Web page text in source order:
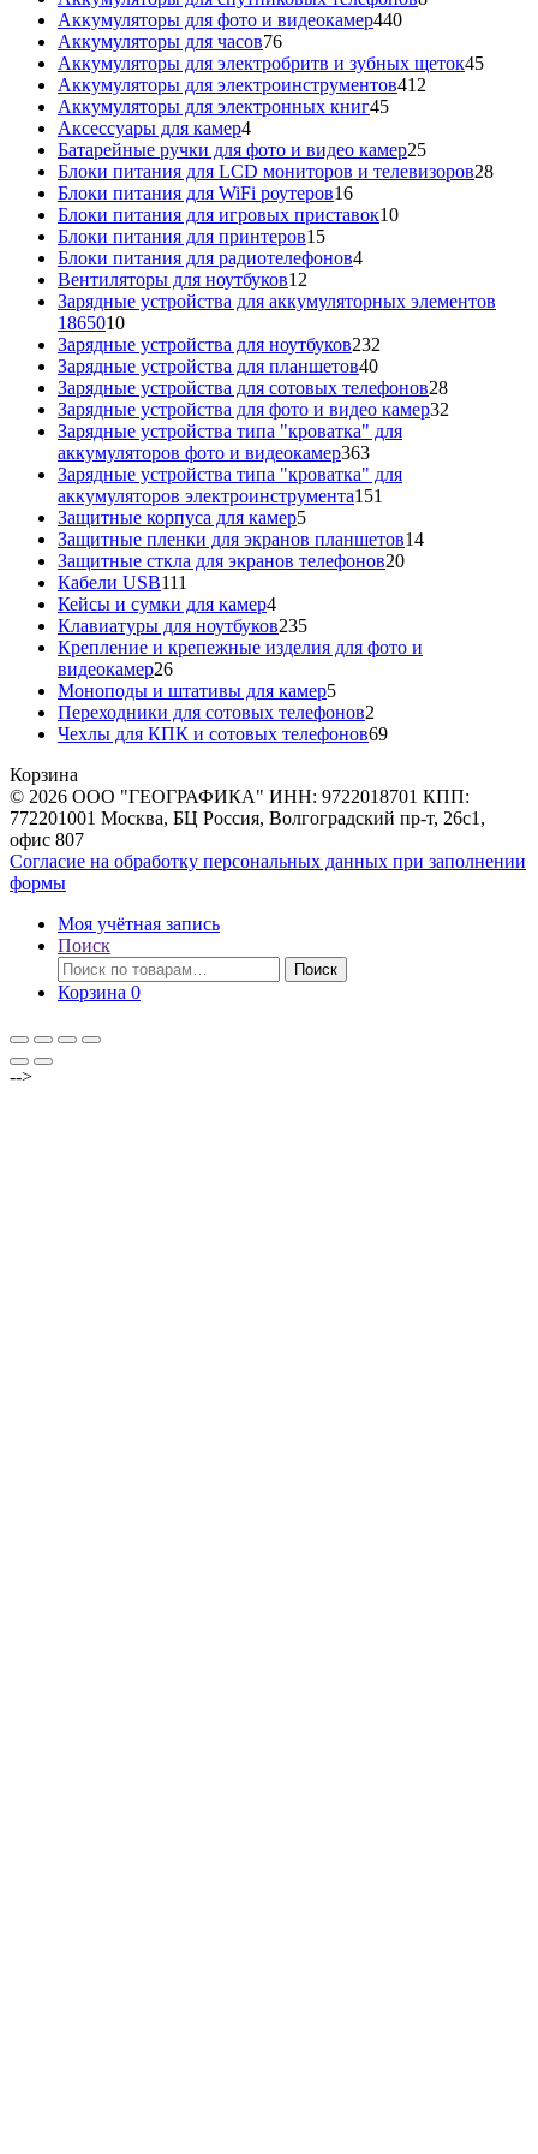
Аккумуляторы для фото и видеокамер440440
Аккумуляторы для часов7676
товаров
Аккумуляторы для электробритв и зубных щеток4545
Аккумуляторы для электроинструментов412
Аккумуляторы для электронных книг4545
Аксессуары для камер44
товара
Батарейные ручки для фото и видео камер2525
товаров
Блоки питания для LCD мониторов и телевизоров2828
Блоки питания для WiFi роутеров1616
товаров
Блоки питания для игровых приставок1010
Блоки питания для принтеров1515
товаров
Блоки питания для радиотелефонов44
Вентиляторы для ноутбуков12
товаров
Зарядные устройства для аккумуляторных элементов
186501010
товаров
Зарядные устройства для ноутбуков232
Зарядные устройства для планшетов4040
товаров
Зарядные устройства для сотовых телефонов2828
товаров
Зарядные устройства для фото и видео камер32
Зарядные устройства типа "кроватка" для
аккумуляторов фото и видеокамер363363
товара
Зарядные устройства типа "кроватка" для
аккумуляторов электроинструмента151
Защитные корпуса для камер55
товаров
Защитные пленки для экранов планшетов1414
Защитные сткла для экранов телефонов2020
Кабели USB111
товаров
Кейсы и сумки для камер44
товара
Клавиатуры для ноутбуков235235
товаров
Крепление и крепежные изделия для фото и
видеокамер2626
товаров
Моноподы и штативы для камер55
товаров
Переходники для сотовых телефонов2
товара
Чехлы для КПК и сотовых телефонов6969
Корзина
© 2026 ООО "ГЕОГРАФИКА" ИНН: 9722018701 КПП:
772201001 Москва, БЦ Россия, Волгоградский пр-т, 26с1,
офис 807
Согласие на обработку персональных данных при заполнении
формы
Моя учётная запись
Поиск
Искать:
Поиск
Корзина 0
-->